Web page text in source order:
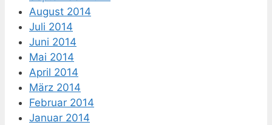
August 2014
Juli 2014
Juni 2014
Mai 2014
April 2014
März 2014
Februar 2014
Januar 2014